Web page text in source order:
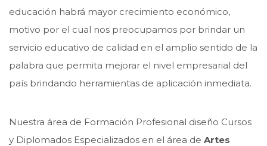
educación habrá mayor crecimiento económico,
motivo por el cual nos preocupamos por brindar un
servicio educativo de calidad en el amplio sentido de la
palabra que permita mejorar el nivel empresarial del
país brindando herramientas de aplicación inmediata.
Nuestra área de Formación Profesional diseño Cursos
y Diplomados Especializados en el área de Artes